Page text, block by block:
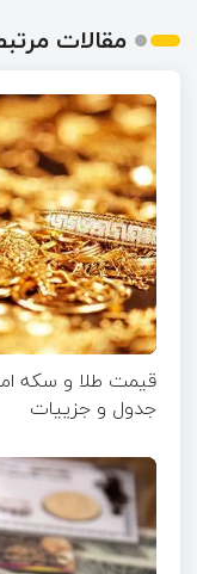
مقالات
جدول و جزییات